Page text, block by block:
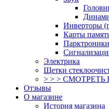
Инверторы
Карты
Электрика
Щетки
> > >
Отзывы
О магазине
История магазина